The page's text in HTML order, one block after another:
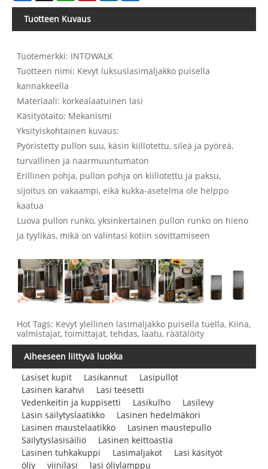
Tuotteen Kuvaus
Tuotemerkki: INTOWALK
Tuotteen nimi: Kevyt luksuslasimaljakko puisella
kannakkeella
Materiaali: korkealaatuinen lasi
Käsityötaito: Mekanismi
Yksityiskohtainen kuvaus:
Pyöristetty pullon suu, käsin kiillotettu, sileä ja pyöreä,
turvallinen ja naarmuuntumaton
Erillinen pohja, pullon pohja on kiillotettu ja paksu,
sijoitus on vakaampi, eikä kukka-asetelma ole helppo
kaatua
Luova pullon runko, yksinkertainen pullon runko on hieno
ja tyylikäs, mikä on valintasi kotiin sovittamiseen
Hot Tags: Kevyt ylellinen lasimaljakko puisella tuella, Kiina,
valmistajat, toimittajat, tehdas, laatu, räätälöity
Aiheeseen liittyvä luokka
Lasiset kupit
Lasikannut
Lasipullot
Lasinen karahvi
Lasi teesetti
Vedenkeitin ja kuppisetti
Lasikulho
Lasilevy
Lasin säilytyslaatikko
Lasinen hedelmäkori
Lasinen maustelaatikko
Lasinen maustepullo
Säilytyslasisäiliö
Lasinen keittoastia
Lasinen tuhkakuppi
Lasimaljakot
Lasi käsityöt
öljy
viinilasi lasi öljylamppu